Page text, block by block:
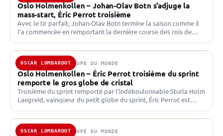
Oslo Holmenkollen – Johan-Olav Botn s’adjuge la
mass-start, Éric Perrot troisième
Avec le tir parfait, Johan-Olav Botn termine la saison comme il
l’a commencée en remportant la dernière course des rois de
OSCAR LOMBARDOT
20 MARS 2026 · COUPE DU MONDE
Oslo Holmenkollen – Éric Perrot troisième du sprint
remporte le gros globe de cristal
Troisième du sprint remporté par l’indéboulonnable Sturla Holm
Laegreid, vainqueur du petit globe du sprint, Éric Perrot est
OSCAR LOMBARDOT
15 MARS 2026 · COUPE DU MONDE